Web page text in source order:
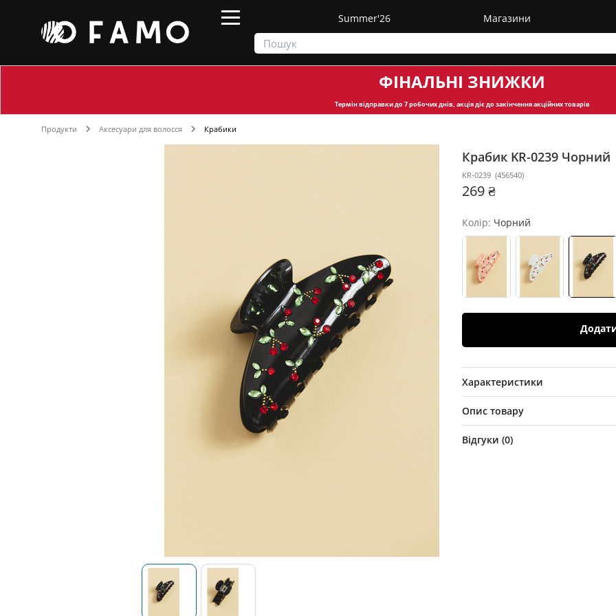
Summer'26 Магазини
ФІНАЛЬНІ ЗНИЖКИ
Термін відправкидо 7 робочих днів, акція діє до закінчення акційних товарів
Продукти Аксесуари для волосся Крабики
Крабик KR-0239 Чорний
KR-0239 (456540)
269 ₴
Колір: Чорний
Характеристики
Опис товару
Відгуки (0)